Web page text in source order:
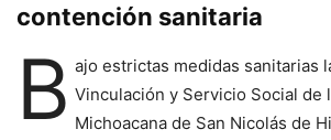
contención sanitaria
B ajo estrictas medidas sanitarias
Vinculación y Servicio Social de
Michoacana de San Nicolás de